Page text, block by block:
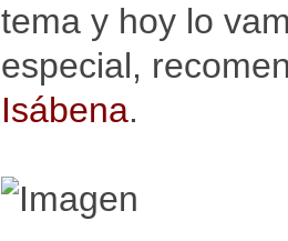
tema y hoy lo
especial,
Isábena.